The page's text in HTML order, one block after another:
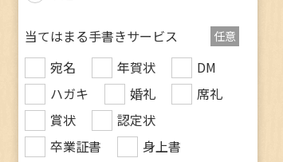
当てはまる手書きサービス 任意
宛名 年賀状
DM
ハガキ
婚礼
席礼
賞状
認定状
卒業証書
身上書